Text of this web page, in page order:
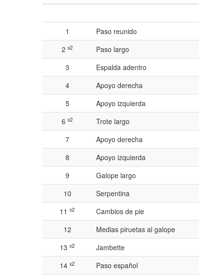
1
Paso reunido
2 x2 Paso largo
3 Espalda adentro
4 Apoyo derecha
5 Apoyo izquierda
6 x2 Trote largo
7 Apoyo derecha
8 Apoyo izquierda
9 Galope largo
10 Serpentina
11 x2 Cambios de pie
12 Medias piruetas al galope
13 x2 Jambette
14 x2 Paso español